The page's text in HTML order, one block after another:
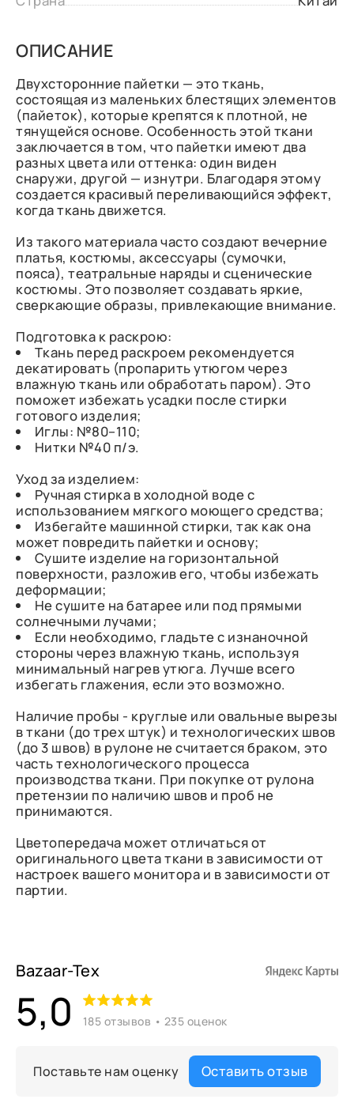
ОПИСАНИЕ
Двухсторонние пайетки — это ткань,
состоящая из маленьких блестящих элементов
(пайеток), которые крепятся к плотной, не
тянущейся основе. Особенность этой ткани
заключается в том, что пайетки имеют два
разных цвета или оттенка: один виден
снаружи, другой — изнутри. Благодаря этому
создается красивый переливающийся эффект,
когда ткань движется.
Из такого материала часто создают вечерние
платья, костюмы, аксессуары (сумочки,
пояса), театральные наряды и сценические
костюмы. Это позволяет создавать яркие,
сверкающие образы, привлекающие внимание.
Подготовка к раскрою:
Ткань перед раскроем рекомендуется
декатировать (пропарить утюгом через
влажную ткань или обработать паром). Это
поможет избежать усадки после стирки
готового изделия;
Иглы: №80–110;
Нитки №40 п/э.
Уход за изделием:
Ручная стирка в холодной воде с
использованием мягкого моющего средства;
Избегайте машинной стирки, так как она
может повредить пайетки и основу;
Сушите изделие на горизонтальной
поверхности, разложив его, чтобы избежать
деформации;
Не сушите на батарее или под прямыми
солнечными лучами;
Если необходимо, гладьте с изнаночной
стороны через влажную ткань, используя
минимальный нагрев утюга. Лучше всего
избегать глажения, если это возможно.
Наличие пробы - круглые или овальные вырезы
в ткани (до трех штук) и технологических швов
(до 3 швов) в рулоне не считается браком, это
часть технологического процесса
производства ткани. При покупке от рулона
претензии по наличию швов и проб не
принимаются.
Цветопередача может отличаться от
оригинального цвета ткани в зависимости от
настроек вашего монитора и в зависимости от
партии.
Bazaar-Tex
5,0 185 отзывов • 235 оценок
Поставьте нам оценку Оставить отзыв